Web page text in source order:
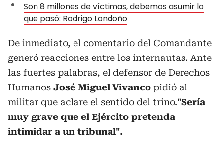
Son 8 millones de víctimas, debemos asumir lo
que pasó: Rodrigo Londoño
De inmediato, el comentario del Comandante
generó reacciones entre los internautas. Ante
las fuertes palabras, el defensor de Derechos
Humanos José Miguel Vivanco pidió al
militar que aclare el sentido del trino."Sería
muy grave que el Ejército pretenda
intimidar a un tribunal".